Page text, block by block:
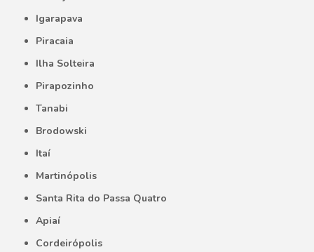
Igarapava
Piracaia
Ilha Solteira
Pirapozinho
Tanabi
Brodowski
Itaí
Martinópolis
Santa Rita do Passa Quatro
Apiaí
Cordeirópolis